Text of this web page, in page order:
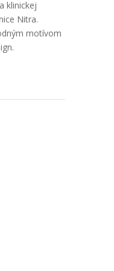
klinickej
Nitra.
motívom